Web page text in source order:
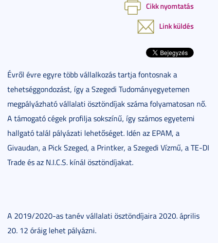
Cikk nyomtatás
Link küldés
Évről évre egyre több vállalkozás tartja fontosnak a
tehetséggondozást, így a Szegedi Tudományegyetemen
megpályázható vállalati ösztöndíjak száma folyamatosan nő.
A támogató cégek profilja sokszínű, így számos egyetemi
hallgató talál pályázati lehetőséget. Idén az EPAM, a
Givaudan, a Pick Szeged, a Printker, a Szegedi Vízmű, a TE-DI
Trade és az N.I.C.S. kínál ösztöndíjakat.
A 2019/2020-as tanév vállalati ösztöndíjaira 2020. április
20. 12 óráig lehet pályázni.